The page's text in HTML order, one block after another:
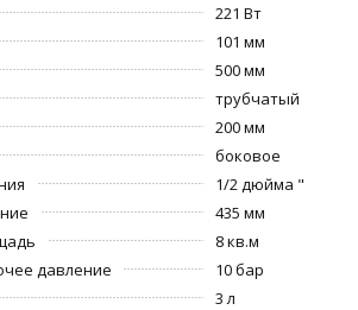
221 Вт
101 мм
500 мм
трубчатый
200 мм
боковое
1/2 дюйма "
435 мм
8 кв.м
давление
10 бар
3 л